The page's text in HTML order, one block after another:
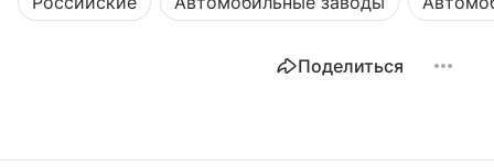
Поделиться